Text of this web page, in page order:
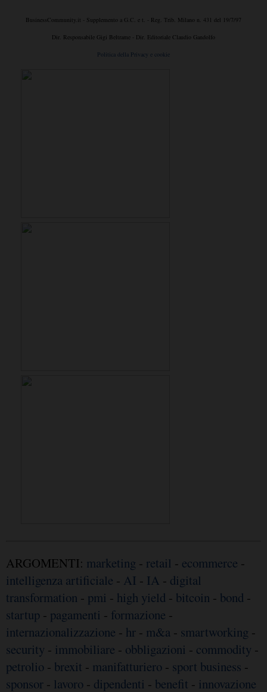
BusinessCommunity.it - Supplemento a G.C. e t. - Reg. Trib. Milano n. 431 del 19/7/97
Dir. Responsabile Gigi Beltrame - Dir. Editoriale Claudio Gandolfo
Politica della Privacy e cookie
ARGOMENTI: marketing - retail - ecommerce -
intelligenza artificiale - AI - IA - digital
transformation - pmi - high yield - bitcoin - bond -
startup - pagamenti - formazione -
internazionalizzazione - hr - m&a - smartworking -
security - immobiliare - obbligazioni - commodity -
petrolio - brexit - manifatturiero - sport business -
sponsor - lavoro - dipendenti - benefit - innovazione